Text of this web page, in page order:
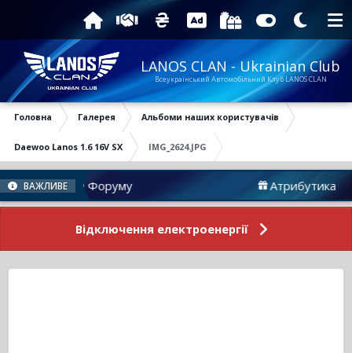
LANOS CLAN - Ukrainian Club
Всеукраїнський Автомобільний Клуб LANOS CLAN
Головна Галерея Альбоми наших користувачів
Daewoo Lanos 1.6 16V SX IMG_2624.JPG
ВАЖЛИВЕ
Новини Форуму Атрибутика
Відключення електроенергії